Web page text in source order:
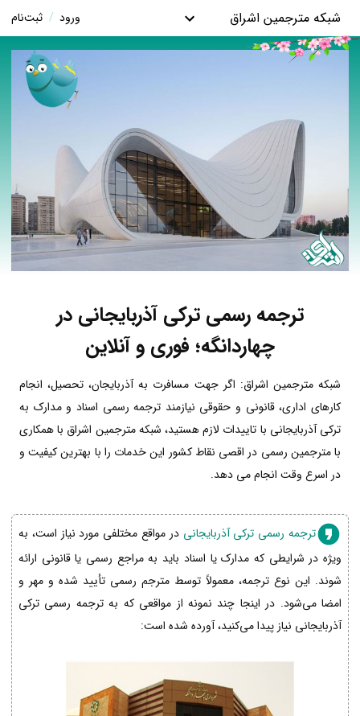
شبکه مترجمین اشراق ورود / ثبت‌نام
ترجمه رسمی ترکی آذربایجانی در
چهاردانگه؛ فوری و آنلاین
شبکه مترجمین اشراق: اگر جهت مسافرت به آذربایجان، تحصیل، انجام
کارهای اداری، قانونی و حقوقی نیازمند ترجمه رسمی اسناد و مدارک به
ترکی آذربایجانی با تاییدات لازم هستید، شبکه مترجمین اشراق با همکاری
با مترجمین رسمی در اقصی نقاط کشور این خدمات را با بهترین کیفیت و
در اسرع وقت انجام می دهد.
ترجمه رسمی ترکی آذربایجانی در مواقع مختلفی مورد نیاز است، به
ویژه در شرایطی که مدارک یا اسناد باید به مراجع رسمی یا قانونی ارائه
شوند. این نوع ترجمه، معمولاً توسط مترجم رسمی تأیید شده و مهر و
امضا می‌شود. در اینجا چند نمونه از مواقعی که به ترجمه رسمی ترکی
آذربایجانی نیاز پیدا می‌کنید، آورده شده است: